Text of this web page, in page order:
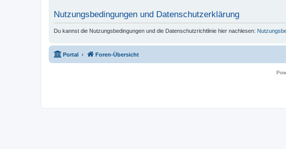
Nutzungsbedingungen und Datenschutzerklärung
Du kannst die Nutzungsbedingungen und die Datenschutzrichtlinie hier nachlesen:
Portal Foren-Übersicht